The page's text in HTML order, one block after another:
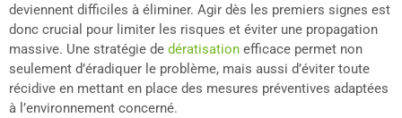
deviennent difficiles à éliminer. Agir dès les premiers signes est
donc crucial pour limiter les risques et éviter une propagation
massive. Une stratégie de dératisation efficace permet non
seulement d’éradiquer le problème, mais aussi d’éviter toute
récidive en mettant en place des mesures préventives adaptées
à l’environnement concerné.